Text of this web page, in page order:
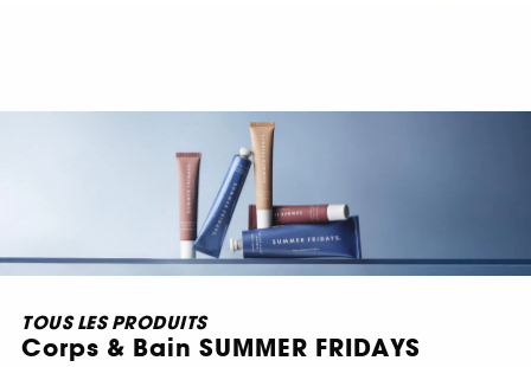
TOUS LES PRODUITS
Corps & Bain SUMMER FRIDAYS